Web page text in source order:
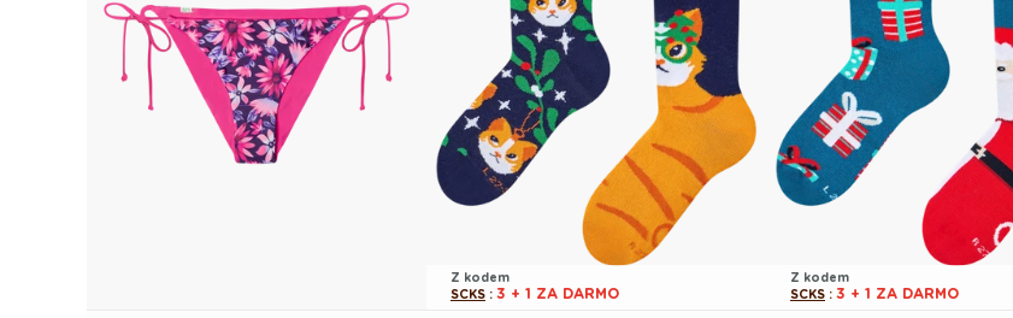
Z kodem
SCKS : 3 + 1 ZA DARMO
Z kodem
SCKS : 3 + 1 ZA DARMO